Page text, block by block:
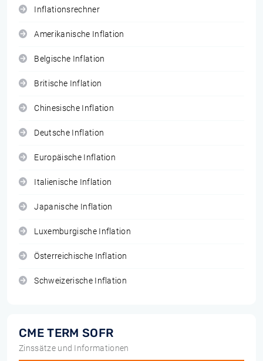
Inflationsrechner
Amerikanische Inflation
Belgische Inflation
Britische Inflation
Chinesische Inflation
Deutsche Inflation
Europäische Inflation
Italienische Inflation
Japanische Inflation
Luxemburgische Inflation
Österreichische Inflation
Schweizerische Inflation
CME TERM SOFR
Zinssätze und Informationen